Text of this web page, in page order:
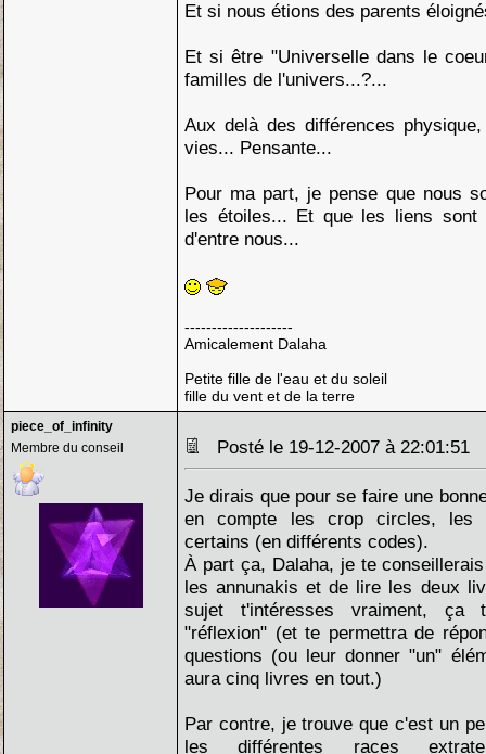
Et si nous étions des parents
Et si être "Universelle dans le
familles de l'univers...?...
Aux delà des différences
vies... Pensante...
Pour ma part, je pense que nous
les étoiles... Et que les liens sont
d'entre nous...
--------------------
Amicalement Dalaha
Petite fille de l'eau et du soleil
fille du vent et de la terre
piece_of_infinity
Membre du conseil
Posté le 19-12-2007 à 22:01:51
Je dirais que pour se faire une
en compte les crop circles, les
certains (en différents codes).
À part ça, Dalaha, je te
les annunakis et de lire les deux
sujet t'intéresses vraiment, ça
"réflexion" (et te permettra de
questions (ou leur donner "un"
aura cinq livres en tout.)
Par contre, je trouve que c'est un
les différentes races